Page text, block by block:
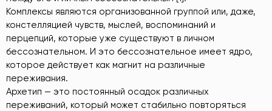
Комплексы являются организованной группой или, даже,
констелляцией чувств, мыслей, воспоминаний и
перцепций, которые уже существуют в личном
бессознательном. И это бессознательное имеет ядро,
которое действует как магнит на различные
переживания.
Архетип — это постоянный осадок различных
переживаний, который может стабильно повторяться